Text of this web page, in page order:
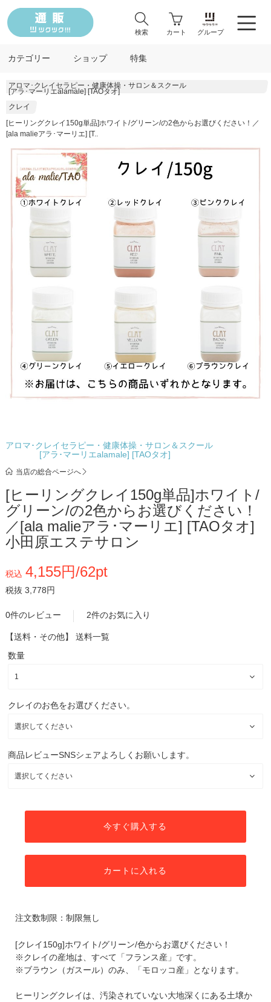
検索 カート グループ
カテゴリー ショップ 特集
アロマ･クレイセラピー・健康体操・サロン＆スクール
[アラ･マーリエalamale] [TAOタオ]
クレイ
[ヒーリングクレイ150g単品]ホワイト/グリーン/の2色からお選びください！／
[ala malieアラ･マーリエ] [T..
アロマ･クレイセラピー・健康体操・サロン＆スクール
[アラ･マーリエalamale] [TAOタオ]
当店の総合ページへ
[ヒーリングクレイ150g単品]ホワイト/
グリーン/の2色からお選びください！
／[ala malieアラ･マーリエ] [TAOタオ]
小田原エステサロン
税込 4,155円/62pt
税抜 3,778円
0件のレビュー 2件のお気に入り
【送料・その他】 送料一覧
数量
クレイのお色をお選びください。
商品レビューSNSシェアよろしくお願いします。
今すぐ購入する
カートに入れる
注文数制限：制限無し
[クレイ150g]ホワイト/グリーン/色からお選びください！
※クレイの産地は、すべて「フランス産」です。
※ブラウン（ガスール）のみ、「モロッコ産」となります。
ヒーリングクレイは、汚染されていない大地深くにある土壌か